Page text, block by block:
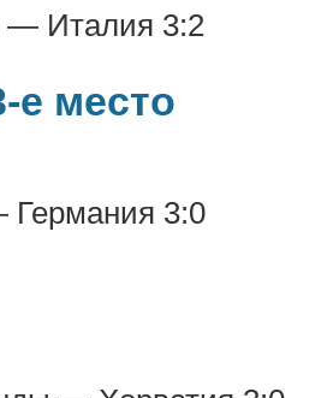
— Италия 3:2
е место
Германия 3:0